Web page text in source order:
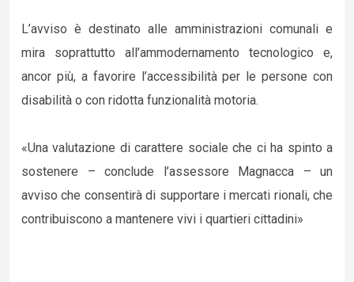
L’avviso è destinato alle amministrazioni comunali e
mira soprattutto all’ammodernamento tecnologico e,
ancor più, a favorire l’accessibilità per le persone con
disabilità o con ridotta funzionalità motoria.
«Una valutazione di carattere sociale che ci ha spinto a
sostenere – conclude l’assessore Magnacca – un
avviso che consentirà di supportare i mercati rionali, che
contribuiscono a mantenere vivi i quartieri cittadini»